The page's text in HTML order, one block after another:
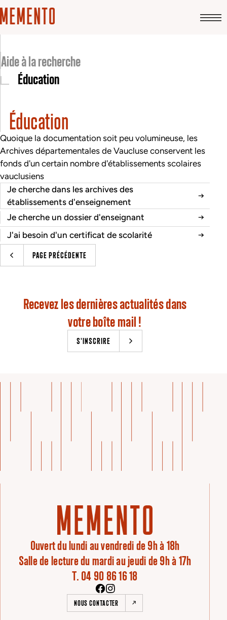
Aide à la recherche
Éducation
Éducation
Quoique la documentation soit peu volumineuse, les
Archives départementales de Vaucluse conservent les
fonds d'un certain nombre d'établissements scolaires
vauclusiens
Je cherche dans les archives des
établissements d'enseignement
Je cherche un dossier d'enseignant
J'ai besoin d'un certificat de scolarité
PAGE PRÉCÉDENTE
Recevez les dernières actualités dans
votre boîte mail !
S'INSCRIRE
Ouvert du lundi au vendredi de 9h à 18h
Salle de lecture du mardi au jeudi de 9h à 17h
T. 04 90 86 16 18
NOUS CONTACTER